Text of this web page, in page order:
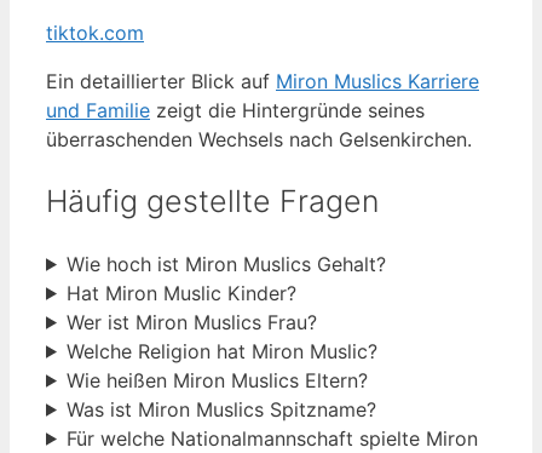
tiktok.com
Ein detaillierter Blick auf Miron Muslics Karriere
und Familie zeigt die Hintergründe seines
überraschenden Wechsels nach Gelsenkirchen.
Häufig gestellte Fragen
Wie hoch ist Miron Muslics Gehalt?
Hat Miron Muslic Kinder?
Wer ist Miron Muslics Frau?
Welche Religion hat Miron Muslic?
Wie heißen Miron Muslics Eltern?
Was ist Miron Muslics Spitzname?
Für welche Nationalmannschaft spielte Miron